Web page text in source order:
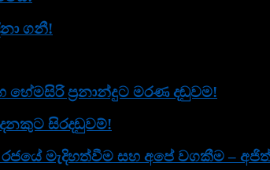
ගනී!
හේමසිරි ප්‍රනාන්දුට මරණ දඬුවම!
සිරදඬුවම්!
මැදිහත්වීම සහ අපේ වගකීම –